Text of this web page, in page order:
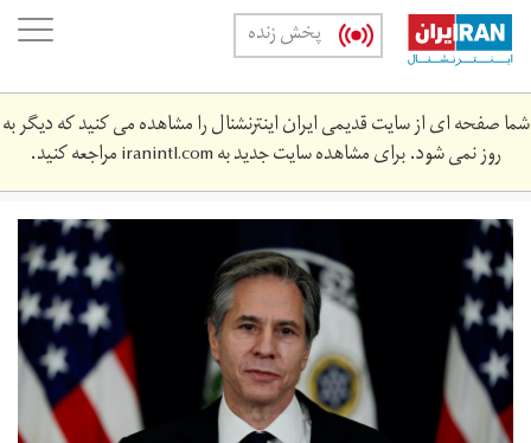
Skip
main
content
پخش زنده
شما صفحه ای از سایت قدیمی ایران اینترنشنال را مشاهده می کنید که دیگر به
روز نمی شود. برای مشاهده سایت جدید بهiranintl.comمراجعه کنید.
2021-
02-
saudi-
politics.jpg